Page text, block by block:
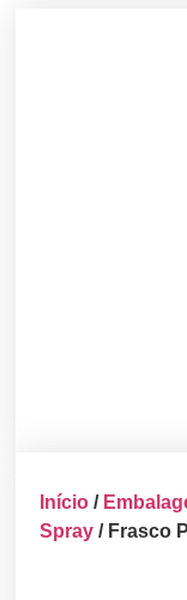
Início /
Spray / Frasco